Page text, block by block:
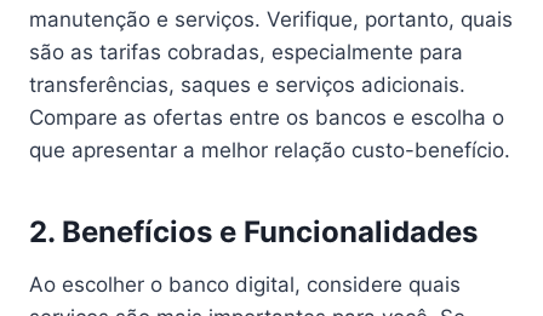
manutenção e serviços. Verifique, portanto, quais
são as tarifas cobradas, especialmente para
transferências, saques e serviços adicionais.
Compare as ofertas entre os bancos e escolha o
que apresentar a melhor relação custo-benefício.
2. Benefícios e Funcionalidades
Ao escolher o banco digital, considere quais